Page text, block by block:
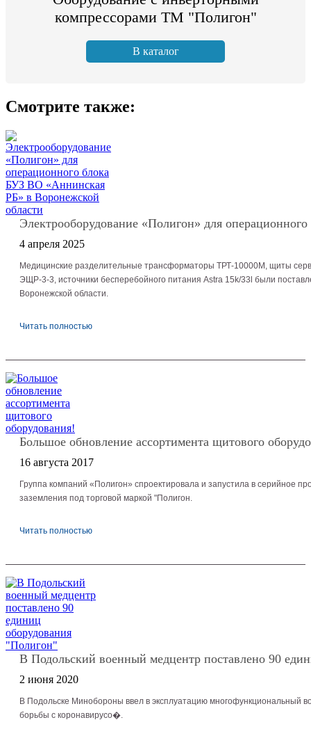
компрессорами ТМ "Полигон"
В каталог
Смотрите также:
Электрооборудование «Полигон» для
4 апреля 2025
Медицинские разделительные трансформаторы ТРТ-10000М, щиты
ЭЩР-3-3, источники бесперебойного питания Astra 15k/33l были
Воронежской области.
Читать полностью
Большое обновление ассортимента щитового
16 августа 2017
Группа компаний «Полигон» спроектировала и запустила в серийное
заземления под торговой маркой "Полигон.
Читать полностью
В Подольский военный медцентр поставлено 90
2 июня 2020
В Подольске Минобороны ввел в эксплуатацию
борьбы с коронавирусо�.